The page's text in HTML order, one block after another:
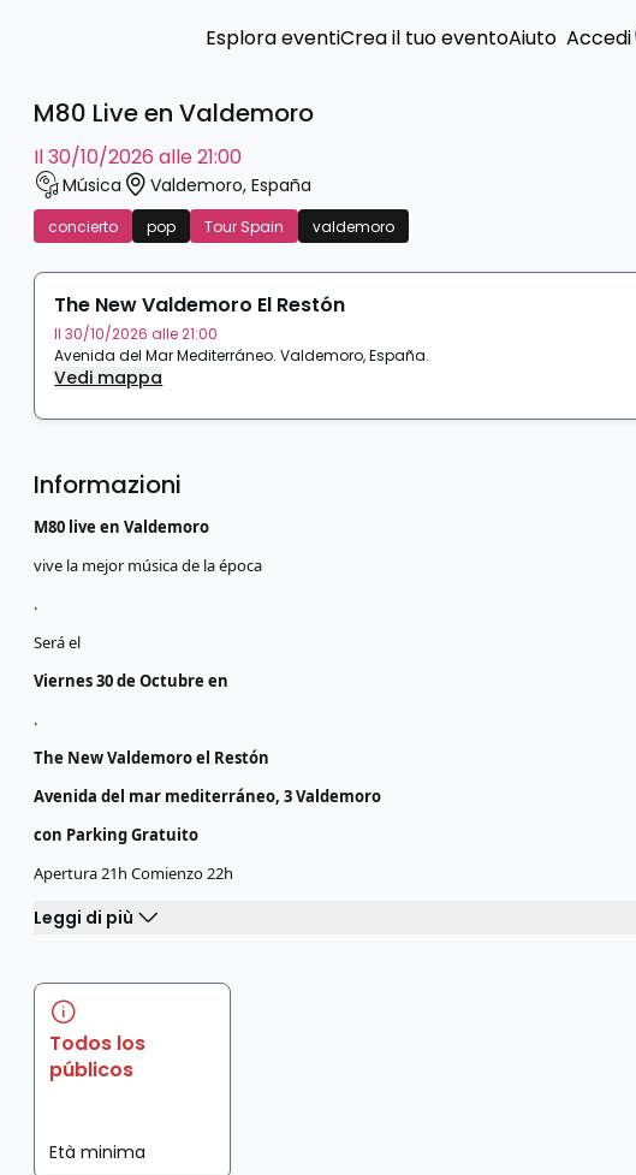
Esplora eventiCrea il tuo eventoAiuto Accedi
M80 Live en Valdemoro
il 30/10/2026 alle 21:00
Música Valdemoro, España
concierto pop Tour Spain valdemoro
The New Valdemoro El Restón
Il 30/10/2026 alle 21:00
Avenida del Mar Mediterráneo.Valdemoro,España.
Vedi mappa
Informazioni
M80 live en Valdemoro
vive la mejor música de la época
.
Será el
Viernes 30 de Octubre en
.
The New Valdemoro el Restón
Avenida del mar mediterráneo, 3 Valdemoro
con Parking Gratuito
Apertura 21h Comienzo 22h
Leggi di più
Todos los
públicos
Età minima